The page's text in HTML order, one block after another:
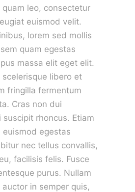
quam leo, consectetur
euismod velit.
lorem sed mollis
quam egestas
massa elit eget elit.
scelerisque libero et
fringilla fermentum
Cras non dui
rhoncus. Etiam
euismod egestas
nec tellus convallis,
facilisis felis. Fusce
purus. Nullam
in semper quis,